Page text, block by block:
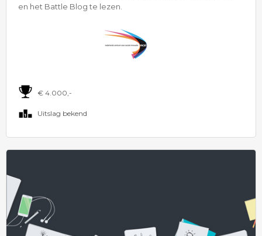
en het Battle Blog te lezen.
€ 4.000,-
Uitslag bekend